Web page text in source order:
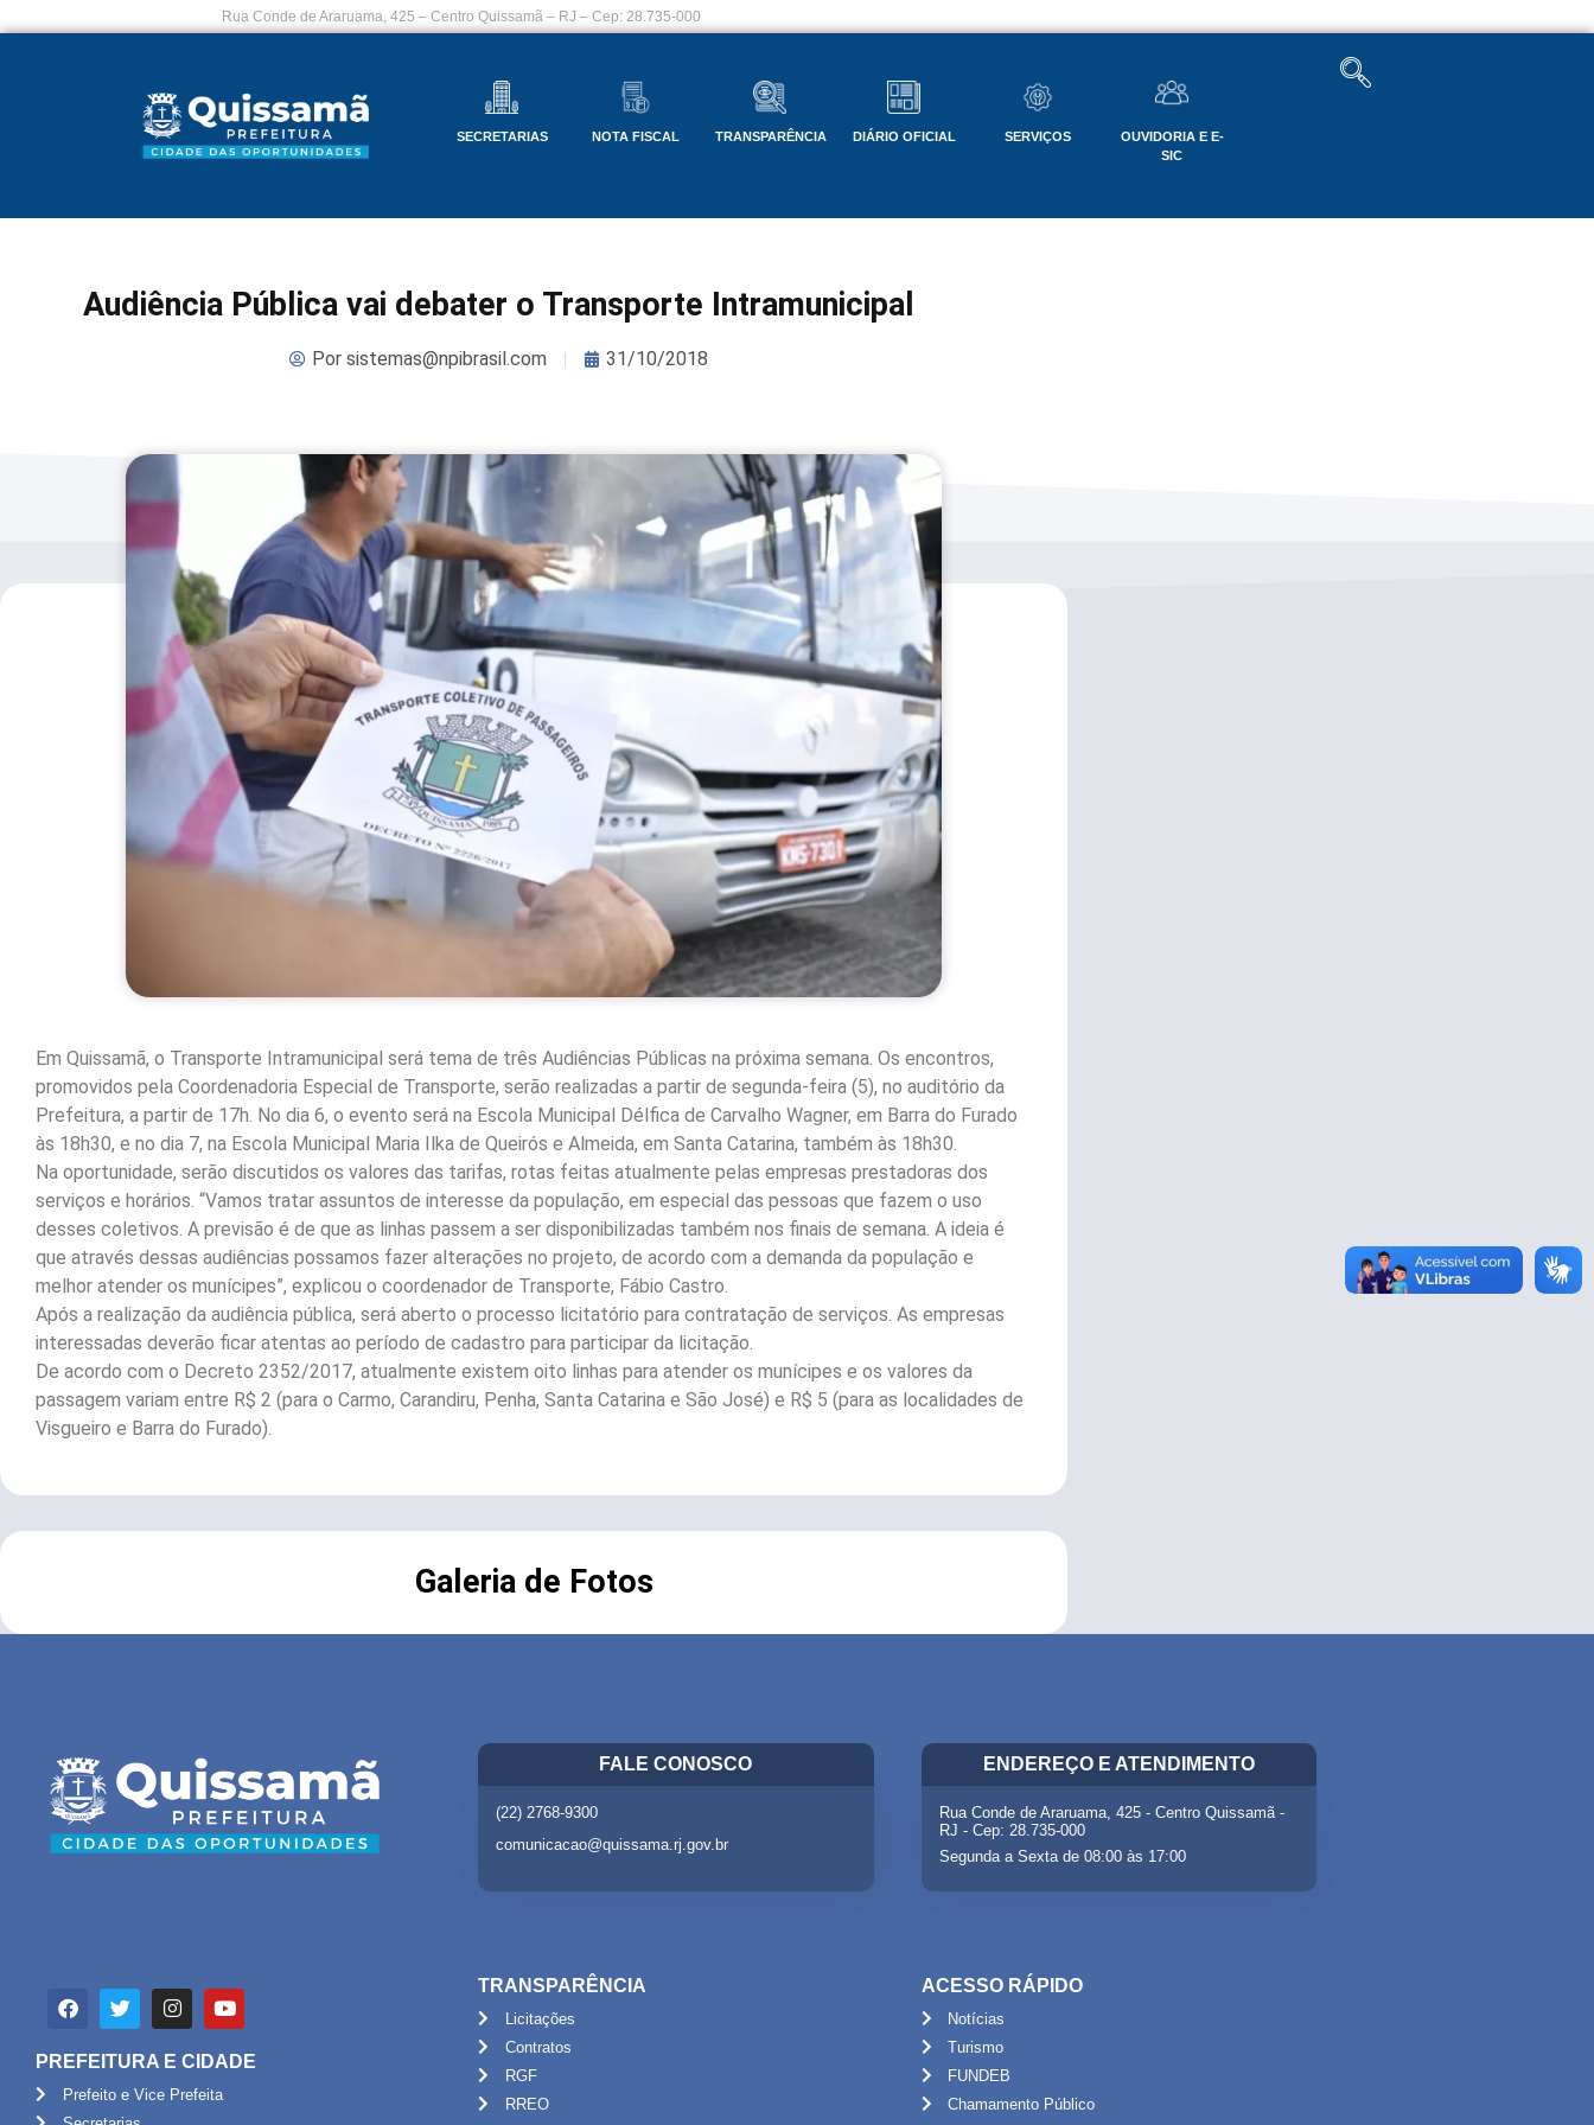
Rua Conde de Araruama, 425 – Centro Quissamã – RJ – Cep: 28.735-000
SECRETARIAS NOTA FISCAL TRANSPARÊNCIA DIÁRIO OFICIAL SERVIÇOS
OUVIDORIA E E-
SIC
Audiência Pública vai debater o Transporte Intramunicipal
Porsistemas@npibrasil.com 31/10/2018
Em Quissamã, o Transporte Intramunicipal será tema de três Audiências Públicas na próxima semana. Os encontros,
promovidos pela Coordenadoria Especial de Transporte, serão realizadas a partir de segunda-feira (5), no auditório da
Prefeitura, a partir de 17h. No dia 6, o evento será na Escola Municipal Délfica de Carvalho Wagner, em Barra do Furado
às 18h30, e no dia 7, na Escola Municipal Maria Ilka de Queirós e Almeida, em Santa Catarina, também às 18h30.
Na oportunidade, serão discutidos os valores das tarifas, rotas feitas atualmente pelas empresas prestadoras dos
serviços e horários. “Vamos tratar assuntos de interesse da população, em especial das pessoas que fazem o uso
desses coletivos. A previsão é de que as linhas passem a ser disponibilizadas também nos finais de semana. A ideia é
que através dessas audiências possamos fazer alterações no projeto, de acordo com a demanda da população e
melhor atender os munícipes”, explicou o coordenador de Transporte, Fábio Castro.
Após a realização da audiência pública, será aberto o processo licitatório para contratação de serviços. As empresas
interessadas deverão ficar atentas ao período de cadastro para participar da licitação.
De acordo com o Decreto 2352/2017, atualmente existem oito linhas para atender os munícipes e os valores da
passagem variam entre R$ 2 (para o Carmo, Carandiru, Penha, Santa Catarina e São José) e R$ 5 (para as localidades de
Visgueiro e Barra do Furado).
Galeria de Fotos
FALE CONOSCO
(22) 2768-9300
comunicacao@quissama.rj.gov.br
ENDEREÇO E ATENDIMENTO
Rua Conde de Araruama, 425 - Centro Quissamã -
RJ - Cep: 28.735-000
Segunda a Sexta de 08:00 às 17:00
PREFEITURA E CIDADE
Prefeito e Vice Prefeita
TRANSPARÊNCIA
Licitações
Contratos
RGF
RREO
ACESSO RÁPIDO
Notícias
Turismo
FUNDEB
Chamamento Público